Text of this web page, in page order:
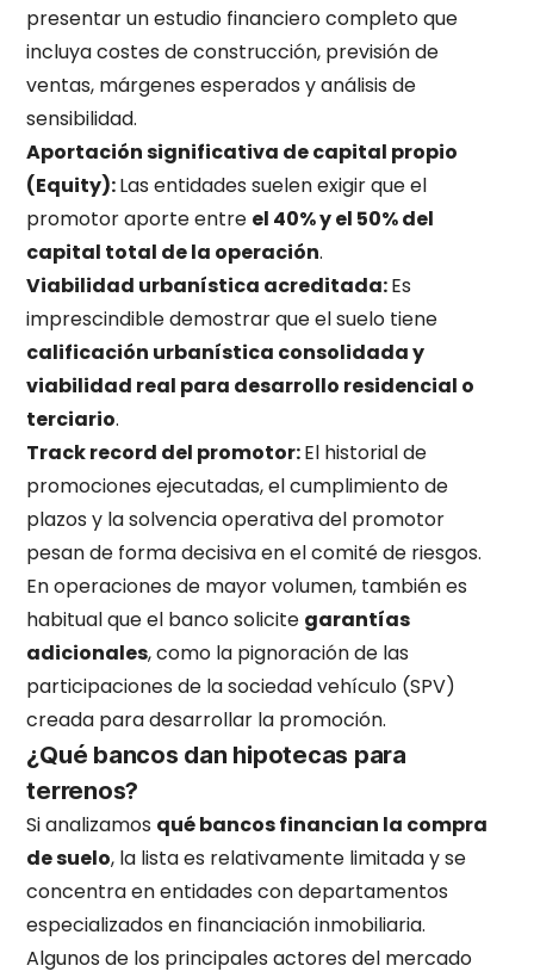
presentar un estudio financiero completo que
incluya costes de construcción, previsión de
ventas, márgenes esperados y análisis de
sensibilidad.
Aportación significativa de capital propio
(Equity):Las entidades suelen exigir que el
promotor aporte entre el 40% y el 50% del
capital total de la operación.
Viabilidad urbanística acreditada:Es
imprescindible demostrar que el suelo tiene
calificación urbanística consolidada y
viabilidad real para desarrollo residencial o
terciario.
Track record del promotor:El historial de
promociones ejecutadas, el cumplimiento de
plazos y la solvencia operativa del promotor
pesan de forma decisiva en el comité de riesgos.
En operaciones de mayor volumen, también es
habitual que el banco solicite garantías
adicionales, como la pignoración de las
participaciones de la sociedad vehículo (SPV)
creada para desarrollar la promoción.
¿Qué bancos dan hipotecas para
terrenos?
Si analizamos qué bancos financian la compra
de suelo, la lista es relativamente limitada y se
concentra en entidades con departamentos
especializados en financiación inmobiliaria.
Algunos de los principales actores del mercado